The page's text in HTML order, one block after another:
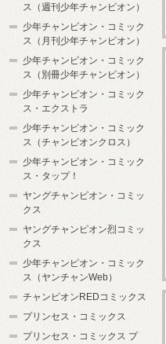
ス（週刊少年チャンピオン）
少年チャンピオン・コミック
ス（月刊少年チャンピオン）
少年チャンピオン・コミック
ス（別冊少年チャンピオン）
少年チャンピオン・コミック
ス・エクストラ
少年チャンピオン・コミック
ス（チャンピオンクロス）
少年チャンピオン・コミック
ス・タップ！
ヤングチャンピオン・コミッ
クス
ヤングチャンピオン烈コミッ
クス
少年チャンピオン・コミック
ス（ヤンチャンWeb）
チャンピオンREDコミックス
プリンセス・コミックス
プリンセス・コミックス プ